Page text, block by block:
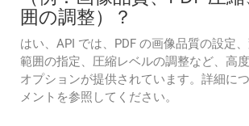
囲の調整）？
はい、API では、PDF の画像品質の設定
範囲の指定、圧縮レベルの調整など、高
オプションが提供されています。詳細に
メントを参照してください。